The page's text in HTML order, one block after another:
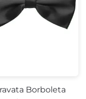
Borboleta